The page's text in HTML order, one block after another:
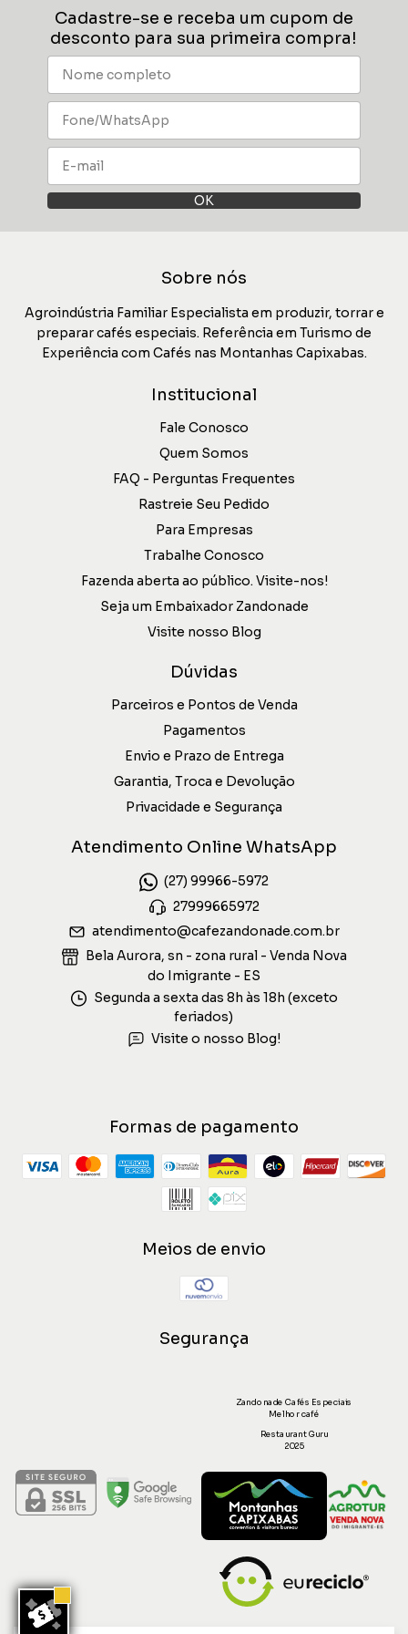
Cadastre-se e receba um cupom de
desconto para sua primeira compra!
Sobre nós
Agroindústria Familiar Especialista em produzir, torrar e
preparar cafés especiais. Referência em Turismo de
Experiência com Cafés nas Montanhas Capixabas.
Institucional
Fale Conosco
Quem Somos
FAQ - Perguntas Frequentes
Rastreie Seu Pedido
Para Empresas
Trabalhe Conosco
Fazenda aberta ao público. Visite-nos!
Seja um Embaixador Zandonade
Visite nosso Blog
Dúvidas
Parceiros e Pontos de Venda
Pagamentos
Envio e Prazo de Entrega
Garantia, Troca e Devolução
Privacidade e Segurança
Atendimento Online WhatsApp
(27) 99966-5972
27999665972
atendimento@cafezandonade.com.br
Bela Aurora, sn - zona rural - Venda Nova
do Imigrante - ES
Segunda a sexta das 8h às 18h (exceto
feriados)
Visite o nosso Blog!
Formas de pagamento
Meios de envio
Segurança
Zandonade Cafés Especiais
Melhor café
Restaurant Guru
2025